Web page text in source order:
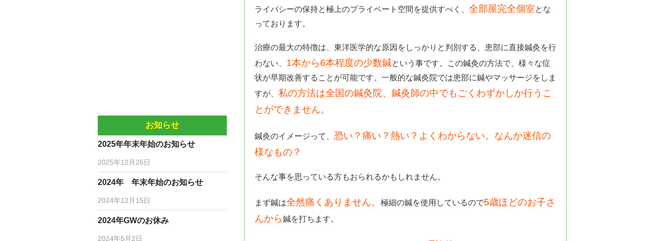
ライバシーの保持と極上のプライベート空間を提供すべく、 全部屋完全個室とな
っております。
治療の最大の特徴は、東洋医学的な原因をしっかりと判別する、患部に直接鍼灸を行
わない、 1本から6本程度の少数鍼という事です。この鍼灸の方法で、様々な症
状が早期改善することが可能です。一般的な鍼灸院では患部に鍼やマッサージをしま
すが、 私の方法は全国の鍼灸院、鍼灸師の中でもごくわずかしか行うこ
とができません。
鍼灸のイメージって、 恐い？痛い？熱い？よくわからない。なんか迷信の
様なもの？
そんな事を思っている方もおられるかもしれません。
まず鍼は全然痛くありません。 極細の鍼を使用しているので5歳ほどのお子さ
んから鍼を打ちます。
お知らせ
2025年年末年始のお知らせ
2025年12月26日
2024年 年末年始のお知らせ
2024年12月15日
2024年GWのお休み
2024年5月2日